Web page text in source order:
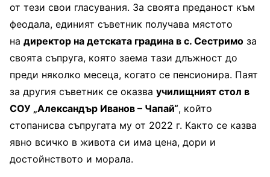
от тези свои гласувания. За своята преданост към
феодала, единият съветник получава мястото
на директор на детската градина в с. Сестримо за
своята съпруга, която заема тази длъжност до
преди няколко месеца, когато се пенсионира. Паят
за другия съветник се оказва училищният стол в
СОУ „Александър Иванов – Чапай“, който
стопанисва съпругата му от 2022 г. Както се казва
явно всичко в живота си има цена, дори и
достойнството и морала.